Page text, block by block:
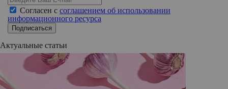
Согласен с соглашением об использовании
информационного ресурса
Подписаться
Актуальные статьи